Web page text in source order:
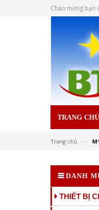
Chào mừng bạn
TRANG CHỦ
Trang chủ —›
DANH
THIẾT BỊ